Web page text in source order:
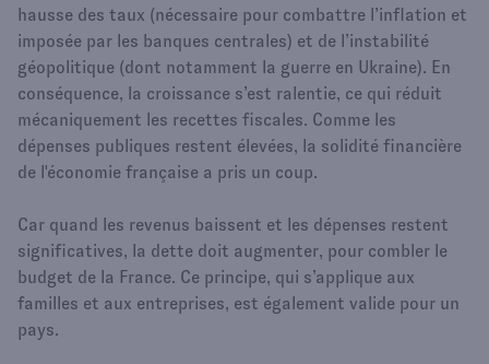
hausse des taux (nécessaire pour combattre l’inflation et
imposée par les banques centrales) et de l’instabilité
géopolitique (dont notamment la guerre en Ukraine). En
conséquence, la croissance s’est ralentie, ce qui réduit
mécaniquement les recettes fiscales. Comme les
dépenses publiques restent élevées, la solidité financière
de l'économie française a pris un coup.
Car quand les revenus baissent et les dépenses restent
significatives, la dette doit augmenter, pour combler le
budget de la France. Ce principe, qui s’applique aux
familles et aux entreprises, est également valide pour un
pays.